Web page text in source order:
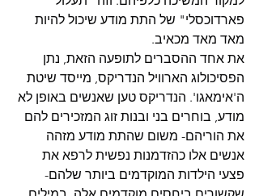
פארדוכסלי" של התת מודע שיכול להיות
מאד מאד מכאיב.
את אחד ההסברים לתופעה הזאת, נתן
הפסיכולוג הארוויל הנדריקס, מייסד שיטת
ה'אימאגו'. הנדריקס טען שאנשים באופן לא
מודע, בוחרים בני ובנות זוג המזכירים להם
את הוריהם- משום שהתת מודע מזהה
אנשים אלו כהזדמנות נפשית לרפא את
פצעי הילדות המוקדמים ביותר שלהם-